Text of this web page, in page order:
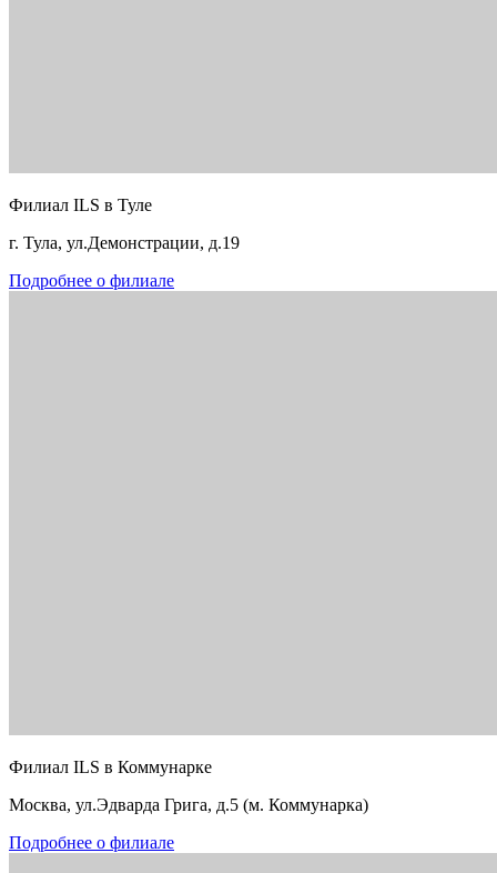
Филиал ILS в Туле
г. Тула, ул.Демонстрации, д.19
Подробнее о филиале
Филиал ILS в Коммунарке
Москва, ул.Эдварда Грига, д.5 (м. Коммунарка)
Подробнее о филиале